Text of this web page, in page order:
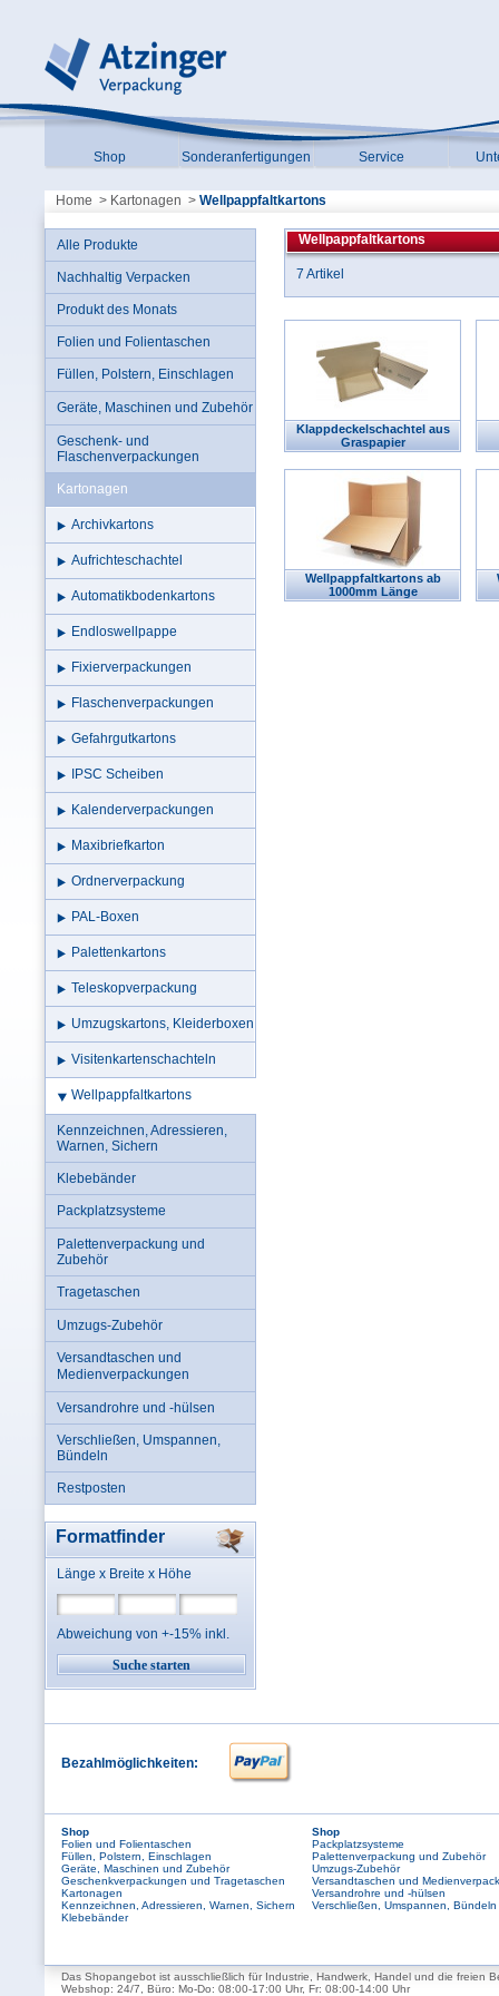
Shop Sonderanfertigungen Service
Home > Kartonagen > Wellpappfaltkartons
Wellpappfaltkartons
7 Artikel
Klappdeckelschachtel aus
Graspapier
Wellpappfaltkartons ab
1000mm Länge
Alle Produkte
Nachhaltig Verpacken
Produkt des Monats
Folien und Folientaschen
Füllen, Polstern, Einschlagen
Geräte, Maschinen und Zubehör
Geschenk- und
Flaschenverpackungen
Kartonagen
Archivkartons
Aufrichteschachtel
Automatikbodenkartons
Endloswellpappe
Fixierverpackungen
Flaschenverpackungen
Gefahrgutkartons
IPSC Scheiben
Kalenderverpackungen
Maxibriefkarton
Ordnerverpackung
PAL-Boxen
Palettenkartons
Teleskopverpackung
Umzugskartons, Kleiderboxen
Visitenkartenschachteln
Wellpappfaltkartons
Kennzeichnen, Adressieren,
Warnen, Sichern
Klebebänder
Packplatzsysteme
Palettenverpackung und
Zubehör
Tragetaschen
Umzugs-Zubehör
Versandtaschen und
Medienverpackungen
Versandrohre und -hülsen
Verschließen, Umspannen,
Bündeln
Restposten
Formatfinder
Länge x Breite x Höhe
Abweichung von +-15% inkl.
Bezahlmöglichkeiten:
Shop
Folien und Folientaschen
Füllen, Polstern, Einschlagen
Geräte, Maschinen und Zubehör
Geschenkverpackungen und Tragetaschen
Kartonagen
Kennzeichnen, Adressieren, Warnen, Sichern
Klebebänder
Shop
Packplatzsysteme
Palettenverpackung und Zubehör
Umzugs-Zubehör
Versandtaschen und
Versandrohre und -hülsen
Verschließen, Umspannen, Bündeln
Das Shopangebot ist ausschließlich für Industrie, Handwerk, Handel und die freien
Webshop: 24/7, Büro: Mo-Do: 08:00-17:00 Uhr, Fr: 08:00-14:00 Uhr